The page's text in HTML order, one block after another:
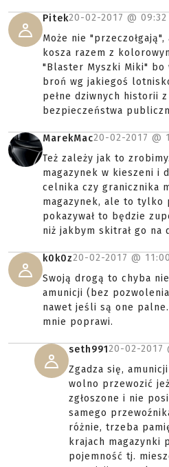
Pitek20-02-2017 @ 09:32
Może nie
kosza razem z
"Blaster Myszki Miki" bo
broń wg jakiegoś
pełne dziwnych historii
bezpieczeństwa
MarekMac20-02-2017 @
Też zależy jak to
magazynek w kieszeni i
celnika czy granicznika
magazynek, ale to tylko
pokazywał to będzie
niż jakbym skitrał go na
k0k0z20-02-2017 @ 11:00
Swoją drogą to chyba
amunicji (bez
nawet jeśli są one
mnie poprawi.
seth99120-02-2017
Zgadza się,
wolno przewozić
zgłoszone i nie
samego
różnie, trzeba
krajach magazynki
pojemność tj.